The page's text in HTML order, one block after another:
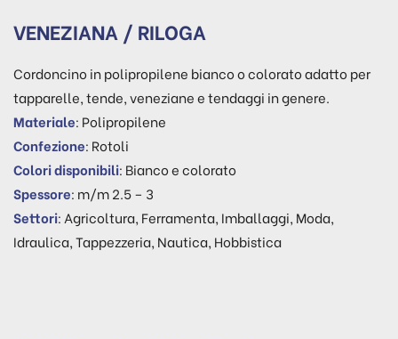
VENEZIANA / RILOGA
Cordoncino in polipropilene bianco o colorato adatto per
tapparelle, tende, veneziane e tendaggi in genere.
Materiale: Polipropilene
Confezione: Rotoli
Colori disponibili: Bianco e colorato
Spessore: m/m 2.5 – 3
Settori: Agricoltura, Ferramenta, Imballaggi, Moda,
Idraulica, Tappezzeria, Nautica, Hobbistica